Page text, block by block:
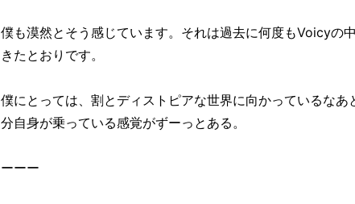
僕も漠然とそう感じています。それは過去に何度もVoicyの
きたとおりです。
僕にとっては、割とディストピアな世界に向かっているなあ
分自身が乗っている感覚がずーっとある。
ーーー